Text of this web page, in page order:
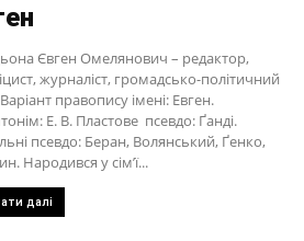
Євген Омелянович – редактор,
журналіст, громадсько-політичний
правопису імені: Евген.
Е. В. Пластове псевдо: Ґанді.
псевдо: Беран, Волянський, Ґенко,
Народився у сім’ї...
далі